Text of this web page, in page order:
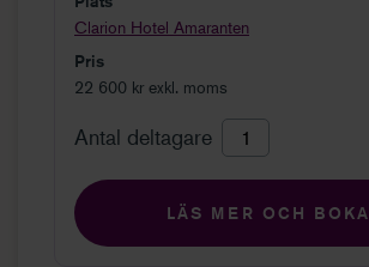
Clarion Hotel Amaranten
Pris
22 600 kr exkl. moms
Antal deltagare
LÄS MER OCH BOKA